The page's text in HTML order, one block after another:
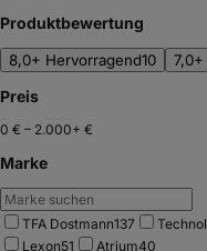
Produktbewertung
8,0+ Hervorragend10
Preis
0 € – 2.000+ €
Marke
TFA Dostmann137
Lexon51 Atrium40